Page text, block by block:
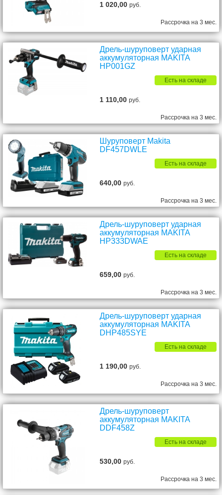
1 020,00руб.
Рассрочка на 3 мес.
Дрель-шуруповерт ударная
аккумуляторная MAKITA
HP001GZ
Есть на складе
1 110,00руб.
Рассрочка на 3 мес.
Шуруповерт Makita
DF457DWLE
Есть на складе
640,00руб.
Рассрочка на 3 мес.
Дрель-шуруповерт ударная
аккумуляторная MAKITA
HP333DWAE
Есть на складе
659,00руб.
Рассрочка на 3 мес.
Дрель-шуруповерт ударная
аккумуляторная MAKITA
DHP485SYE
Есть на складе
1 190,00руб.
Рассрочка на 3 мес.
Дрель-шуруповерт
аккумуляторная MAKITA
DDF458Z
Есть на складе
530,00руб.
Рассрочка на 3 мес.